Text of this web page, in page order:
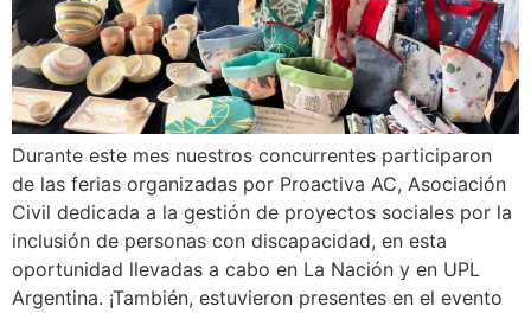
Durante este mes nuestros concurrentes participaron
de las ferias organizadas por Proactiva AC, Asociación
Civil dedicada a la gestión de proyectos sociales por la
inclusión de personas con discapacidad, en esta
oportunidad llevadas a cabo en La Nación y en UPL
Argentina. ¡También, estuvieron presentes en el evento